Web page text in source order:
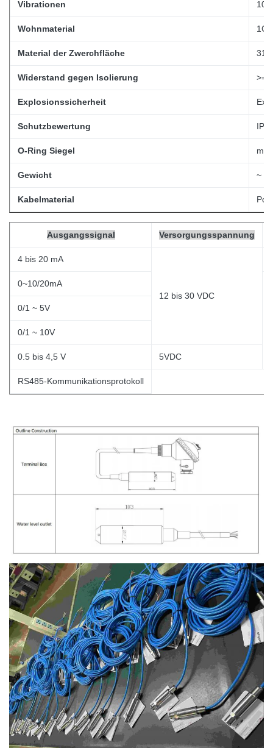
Vibrationen
Wohnmaterial
Material der Zwerchfläche
Widerstand gegen Isolierung >=
Explosionssicherheit
Schutzbewertung
O-Ring Siegel mit
Gewicht ~
Kabelmaterial
Ausgangssignal Versorgungsspannung
4 bis 20 mA
12 bis 30 VDC
0~10/20mA
0/1 ~ 5V
0/1 ~ 10V
0.5 bis 4,5 V 5VDC
RS485-Kommunikationsprotokoll